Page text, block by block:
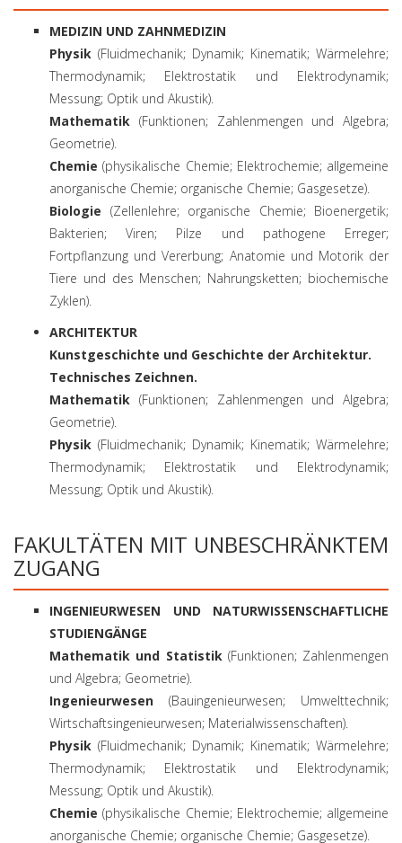
MEDIZIN UND ZAHNMEDIZIN
Physik (Fluidmechanik; Dynamik; Kinematik; Wärmelehre;
Thermodynamik; Elektrostatik und Elektrodynamik;
Messung; Optik und Akustik).
Mathematik (Funktionen; Zahlenmengen und Algebra;
Geometrie).
Chemie (physikalische Chemie; Elektrochemie; allgemeine
anorganische Chemie; organische Chemie; Gasgesetze).
Biologie (Zellenlehre; organische Chemie; Bioenergetik;
Bakterien; Viren; Pilze und pathogene Erreger;
Fortpflanzung und Vererbung; Anatomie und Motorik der
Tiere und des Menschen; Nahrungsketten; biochemische
Zyklen).
ARCHITEKTUR
Kunstgeschichte und Geschichte der Architektur.
Technisches Zeichnen.
Mathematik (Funktionen; Zahlenmengen und Algebra;
Geometrie).
Physik (Fluidmechanik; Dynamik; Kinematik; Wärmelehre;
Thermodynamik; Elektrostatik und Elektrodynamik;
Messung; Optik und Akustik).
FAKULTÄTEN MIT UNBESCHRÄNKTEM
ZUGANG
INGENIEURWESEN UND NATURWISSENSCHAFTLICHE
STUDIENGÄNGE
Mathematik und Statistik(Funktionen; Zahlenmengen
und Algebra; Geometrie).
Ingenieurwesen (Bauingenieurwesen; Umwelttechnik;
Wirtschaftsingenieurwesen; Materialwissenschaften).
Physik (Fluidmechanik; Dynamik; Kinematik; Wärmelehre;
Thermodynamik; Elektrostatik und Elektrodynamik;
Messung; Optik und Akustik).
Chemie (physikalische Chemie; Elektrochemie; allgemeine
anorganische Chemie; organische Chemie; Gasgesetze).